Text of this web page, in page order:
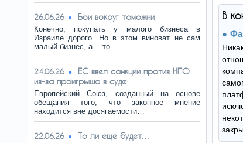
26.06.26 Бои вокруг таможни
Конечно, покупать у малого бизнеса в
Израиле дорого. Но в этом виноват не сам
малый бизнес, а… то…
24.06.26
ЕС ввел санкции против НПО
из-за проигрыша в суде
Европейский Союз, созданный на основе
обещания того, что законное мнение
находится вне досягаемости…
22.06.26 То ли еще будет…
В